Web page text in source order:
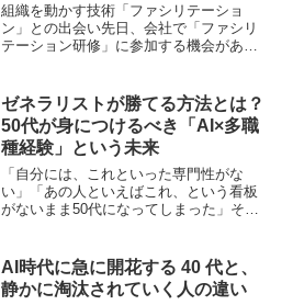
組織を動かす技術「ファシリテーショ
ン」との出会い先日、会社で「ファシリ
テーション研修」に参加する機会があり
明できるでしょうか。語源はラテン語の
「facil...
ゼネラリストが勝てる方法とは？
50代が身につけるべき「AI×多職
種経験」という未来
「自分には、これといった専門性がな
い」「あの人といえばこれ、という看板
がないまま50代になってしまった」そん
ん。 努力はしてきた。経験も積んでき
た。 それでも「何者でも...
AI時代に急に開花する 40 代と、
静かに淘汰されていく人の違い